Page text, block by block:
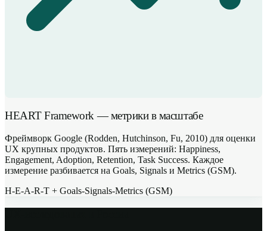
HEART Framework — метрики в масштабе
Фреймворк Google (Rodden, Hutchinson, Fu, 2010) для оценки
UX крупных продуктов. Пять измерений: Happiness,
Engagement, Adoption, Retention, Task Success. Каждое
измерение разбивается на Goals, Signals и Metrics (GSM).
H-E-A-R-T + Goals-Signals-Metrics (GSM)